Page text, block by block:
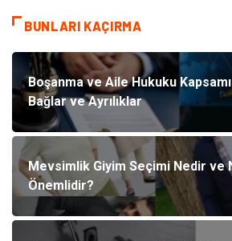
BUNLARI KAÇIRMA
Boşanma ve Aile Hukuku
Bağlar ve Ayrılıklar
Mevsimlik Giyim Seçimi Nedir ve
Önemlidir?